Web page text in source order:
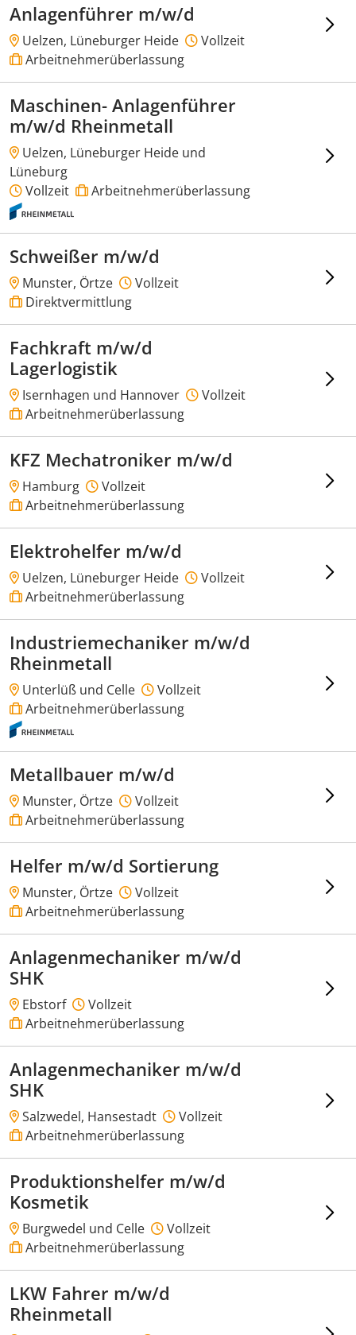
Anlagenführer m/w/d
Uelzen, Lüneburger Heide
Vollzeit
Arbeitnehmerüberlassung
Maschinen- Anlagenführer
m/w/d Rheinmetall
Uelzen, Lüneburger Heide und
Lüneburg
Vollzeit
Arbeitnehmerüberlassung
Schweißer m/w/d
Munster, Örtze
Vollzeit
Direktvermittlung
Fachkraft m/w/d
Lagerlogistik
Isernhagen und Hannover
Vollzeit
Arbeitnehmerüberlassung
KFZ Mechatroniker m/w/d
Hamburg
Vollzeit
Arbeitnehmerüberlassung
Elektrohelfer m/w/d
Uelzen, Lüneburger Heide
Vollzeit
Arbeitnehmerüberlassung
Industriemechaniker m/w/d
Rheinmetall
Unterlüß und Celle
Vollzeit
Arbeitnehmerüberlassung
Metallbauer m/w/d
Munster, Örtze
Vollzeit
Arbeitnehmerüberlassung
Helfer m/w/d Sortierung
Munster, Örtze
Vollzeit
Arbeitnehmerüberlassung
Anlagenmechaniker m/w/d
SHK
Ebstorf
Vollzeit
Arbeitnehmerüberlassung
Anlagenmechaniker m/w/d
SHK
Salzwedel, Hansestadt
Vollzeit
Arbeitnehmerüberlassung
Produktionshelfer m/w/d
Kosmetik
Burgwedel und Celle
Vollzeit
Arbeitnehmerüberlassung
LKW Fahrer m/w/d
Rheinmetall